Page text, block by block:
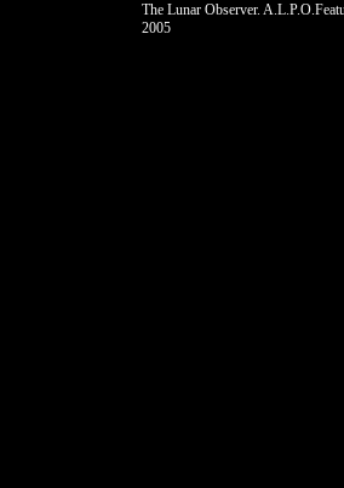
The Lunar Observer.
2005